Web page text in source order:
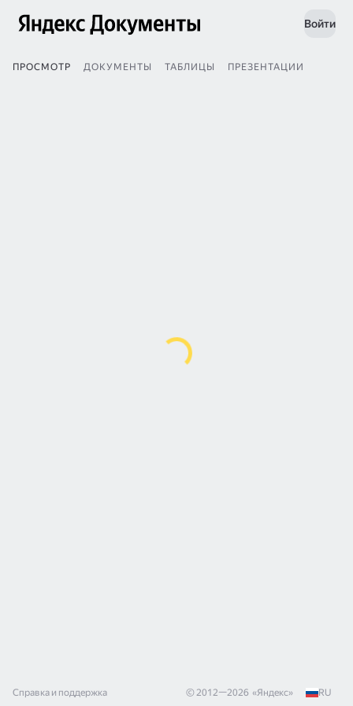
Войти
ПРОСМОТР ДОКУМЕНТЫ ТАБЛИЦЫ ПРЕЗЕНТАЦИИ
Справка и поддержка © 2012—2026 «Яндекс» RU